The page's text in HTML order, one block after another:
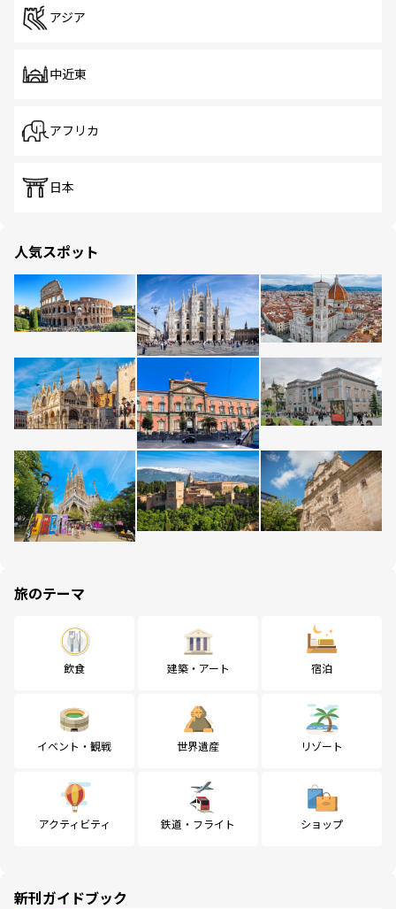
アジア
中近東
アフリカ
日本
人気スポット
旅のテーマ
飲食 建築・アート 宿泊
イベント・観戦 世界遺産 リゾート
アクティビティ 鉄道・フライト ショップ
新刊ガイドブック